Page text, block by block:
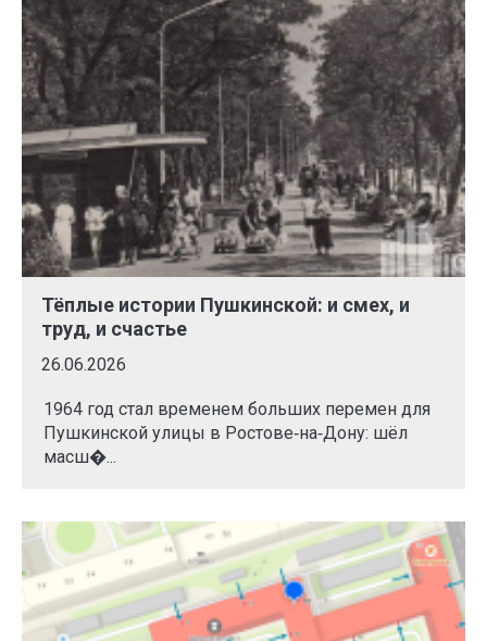
Тёплые истории Пушкинской: и смех, и
труд, и счастье
26.06.2026
1964 год стал временем больших перемен для
Пушкинской улицы в Ростове‑на‑Дону: шёл
масш�...